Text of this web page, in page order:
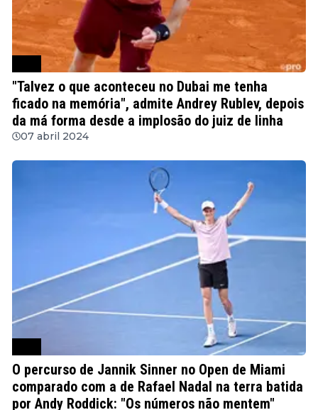
"Talvez o que aconteceu no Dubai me tenha
ficado na memória", admite Andrey Rublev, depois
da má forma desde a implosão do juiz de linha
07 abril 2024
O percurso de Jannik Sinner no Open de Miami
comparado com a de Rafael Nadal na terra batida
por Andy Roddick: "Os números não mentem"